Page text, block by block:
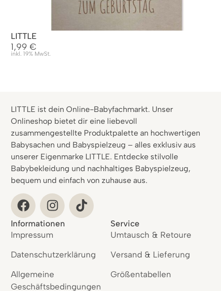
LITTLE
1,99€
inkl. 19% MwSt.
LITTLE ist dein Online-Babyfachmarkt. Unser
Onlineshop bietet dir eine liebevoll
zusammengestellte Produktpalette an hochwertigen
Babysachen und Babyspielzeug – alles exklusiv aus
unserer Eigenmarke LITTLE. Entdecke stilvolle
Babybekleidung und nachhaltiges Babyspielzeug,
bequem und einfach von zuhause aus.
Informationen
Impressum
Datenschutzerklärung
Allgemeine
Geschäftsbedingungen
Service
Umtausch & Retoure
Versand & Lieferung
Größentabellen